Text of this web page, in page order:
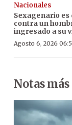
Nacionales
Sexagenario
contra un
ingresado a su
Agosto 6, 2026
Notas